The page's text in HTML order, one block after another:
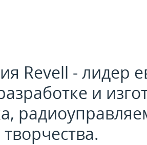
Revell - лидер
и